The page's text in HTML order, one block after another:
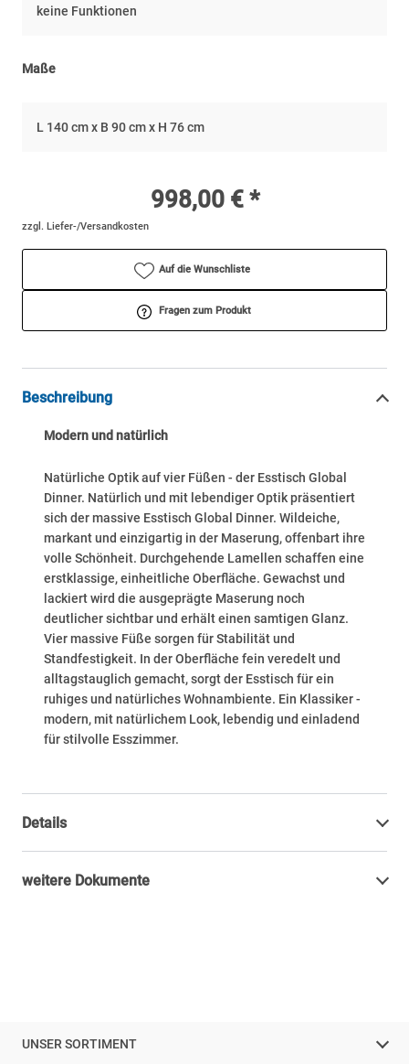
keine Funktionen
Maße
L 140 cm x B 90 cm x H 76 cm
998,00 € *
zzgl. Liefer-/Versandkosten
Auf die Wunschliste
Fragen zum Produkt
Beschreibung
Modern und natürlich
Natürliche Optik auf vier Füßen - der Esstisch Global
Dinner. Natürlich und mit lebendiger Optik präsentiert
sich der massive Esstisch Global Dinner. Wildeiche,
markant und einzigartig in der Maserung, offenbart ihre
volle Schönheit. Durchgehende Lamellen schaffen eine
erstklassige, einheitliche Oberfläche. Gewachst und
lackiert wird die ausgeprägte Maserung noch
deutlicher sichtbar und erhält einen samtigen Glanz.
Vier massive Füße sorgen für Stabilität und
Standfestigkeit. In der Oberfläche fein veredelt und
alltagstauglich gemacht, sorgt der Esstisch für ein
ruhiges und natürliches Wohnambiente. Ein Klassiker -
modern, mit natürlichem Look, lebendig und einladend
für stilvolle Esszimmer.
Details
weitere Dokumente
UNSER SORTIMENT